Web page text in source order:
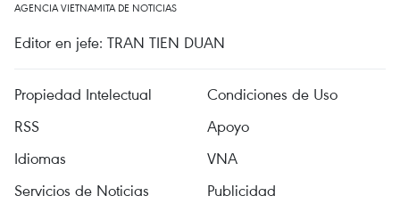
AGENCIA VIETNAMITA DE NOTICIAS
Editor en jefe: TRAN TIEN DUAN
Propiedad Intelectual
Condiciones de Uso
RSS
Apoyo
Idiomas
VNA
Servicios de Noticias
Publicidad